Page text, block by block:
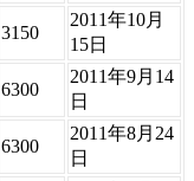
3150
2011年10月
15日
6300
2011年9月14
日
6300
2011年8月24
日